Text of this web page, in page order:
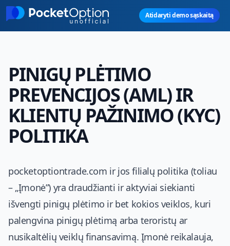
Skip to main content
Atidaryti demo sąskaitą
PINIGŲ PLĖTIMO
PREVENCIJOS (AML) IR
KLIENTŲ PAŽINIMO (KYC)
POLITIKA
pocketoptiontrade.com ir jos filialų politika (toliau
– „Įmonė”) yra draudžianti ir aktyviai siekianti
išvengti pinigų plėtimo ir bet kokios veiklos, kuri
palengvina pinigų plėtimą arba teroristų ar
nusikaltėlių veiklų finansavimą. Įmonė reikalauja,